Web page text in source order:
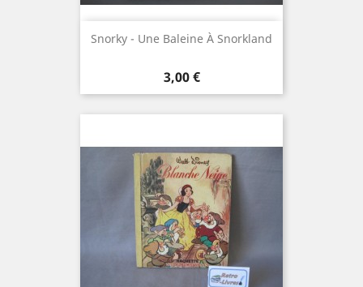
Snorky - Une Baleine À Snorkland
Prix
3,00 €